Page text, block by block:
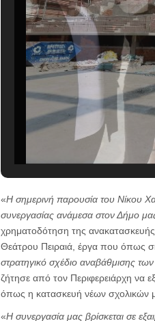
«Η σημερινή παρουσία του Νίκου
συνεργασίας ανάμεσα στον Δήμο
χρηματοδότηση της
Θεάτρου Πειραιά, έργα που όπως
στρατηγικό σχέδιο αναβάθμισης
ζήτησε από τον Περιφερειάρχη να
όπως η κατασκευή νέων σχολικών
«Η συνεργασία μας βρίσκεται σε